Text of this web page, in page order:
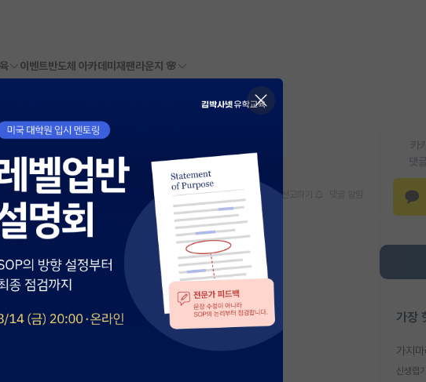
이벤트반도체 아카데미 재팬라운지 🌸
카
댓
가장
게)
스크랩 신고하기